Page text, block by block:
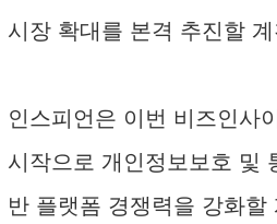
시장 확대를 본격 추진할
인스피언은 이번 비즈인사
시작으로 개인정보보호 및
반 플랫폼 경쟁력을 강화할